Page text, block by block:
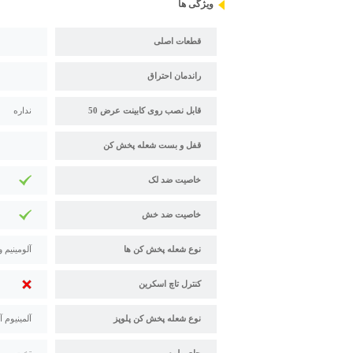
ویژگی ها
قطعات اصلی
راندمان احتراق
قابل نصب روی کابینت عرض 50 نداره
قفل و بست شعله پخش کن
خاصیت ضد لک
خاصیت ضد خش
نوع شعله پخش کن ها
کنترل تاچ اسکرین
نوع شعله پخش کن پلوپز آلمینیوم